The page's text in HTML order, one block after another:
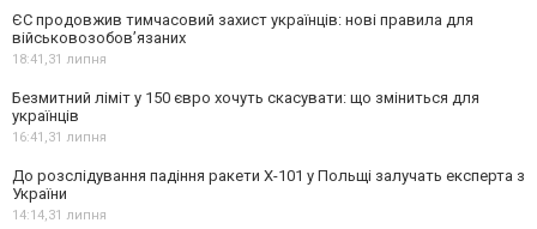
ЄС продовжив тимчасовий захист українців: нові правила для
військовозобов’язаних
18:41,31 липня
Безмитний ліміт у 150 євро хочуть скасувати: що зміниться для
українців
16:41,31 липня
До розслідування падіння ракети Х-101 у Польщі залучать експерта з
України
14:14,31 липня